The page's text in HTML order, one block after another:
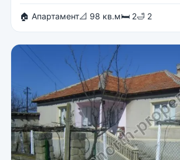
🏠 Апартамент📐 98 кв.м🛏 2🛁 2